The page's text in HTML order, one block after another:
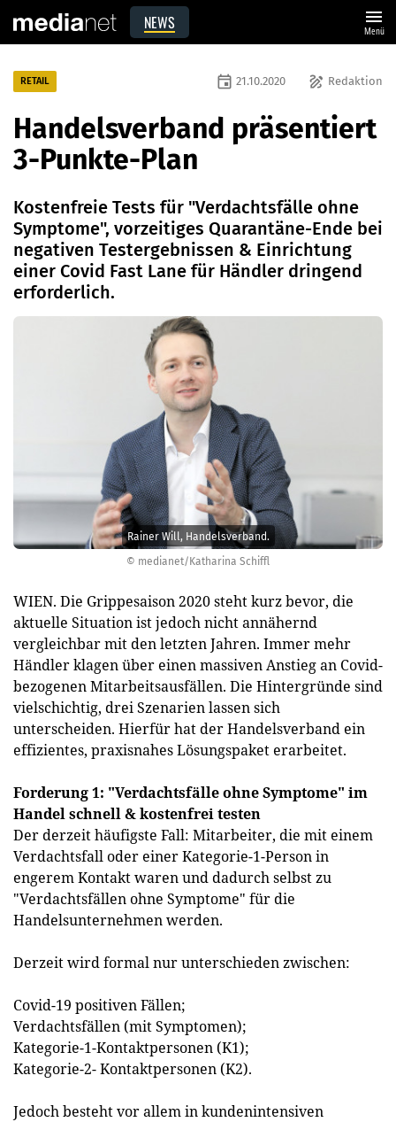
NEWS menu
Menü
© medianet/Katharina Schiffl
Rainer Will, Handelsverband.
RETAIL draw Redaktion
event 21.10.2020
Handelsverband präsentiert
3-Punkte-Plan
Kostenfreie Tests für "Verdachtsfälle ohne
Symptome", vorzeitiges Quarantäne-Ende bei
negativen Testergebnissen & Einrichtung
einer Covid Fast Lane für Händler dringend
erforderlich.
WIEN. Die Grippesaison 2020 steht kurz bevor, die
aktuelle Situation ist jedoch nicht annähernd
vergleichbar mit den letzten Jahren. Immer mehr
Händler klagen über einen massiven Anstieg an Covid-
bezogenen Mitarbeitsausfällen. Die Hintergründe sind
vielschichtig, drei Szenarien lassen sich
unterscheiden. Hierfür hat der Handelsverband ein
effizientes, praxisnahes Lösungspaket erarbeitet.
Forderung 1: "Verdachtsfälle ohne Symptome" im
Handel schnell & kostenfrei testen
Der derzeit häufigste Fall: Mitarbeiter, die mit einem
Verdachtsfall oder einer Kategorie-1-Person in
engerem Kontakt waren und dadurch selbst zu
"Verdachtsfällen ohne Symptome" für die
Handelsunternehmen werden.
Derzeit wird formal nur unterschieden zwischen:
Covid-19 positiven Fällen;
Verdachtsfällen (mit Symptomen);
Kategorie-1-Kontaktpersonen (K1);
Kategorie-2- Kontaktpersonen (K2).
Jedoch besteht vor allem in kundenintensiven